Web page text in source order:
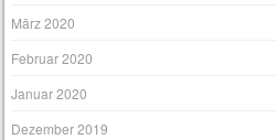
März 2020
Februar 2020
Januar 2020
Dezember 2019